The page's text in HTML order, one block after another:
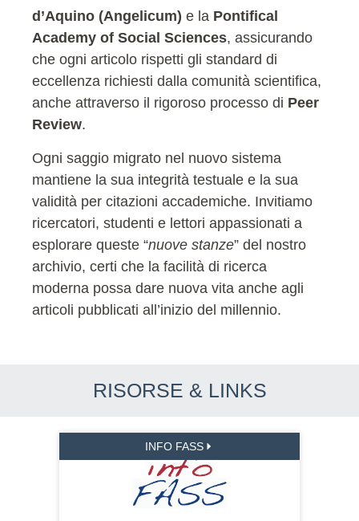
d’Aquino (Angelicum) e la Pontifical
Academy of Social Sciences, assicurando
che ogni articolo rispetti gli standard di
eccellenza richiesti dalla comunità scientifica,
anche attraverso il rigoroso processo di Peer
Review.
Ogni saggio migrato nel nuovo sistema
mantiene la sua integrità testuale e la sua
validità per citazioni accademiche. Invitiamo
ricercatori, studenti e lettori appassionati a
esplorare queste “nuove stanze” del nostro
archivio, certi che la facilità di ricerca
moderna possa dare nuova vita anche agli
articoli pubblicati all’inizio del millennio.
RISORSE & LINKS
INFO FASS